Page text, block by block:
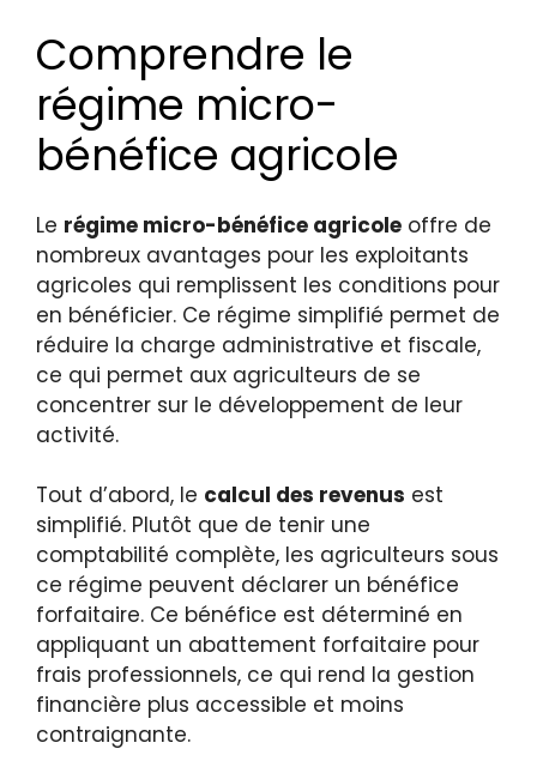
Comprendre le
régime micro-
bénéfice agricole
Le régime micro-bénéfice agricole offre de
nombreux avantages pour les exploitants
agricoles qui remplissent les conditions pour
en bénéficier. Ce régime simplifié permet de
réduire la charge administrative et fiscale,
ce qui permet aux agriculteurs de se
concentrer sur le développement de leur
activité.
Tout d’abord, le calcul des revenus est
simplifié. Plutôt que de tenir une
comptabilité complète, les agriculteurs sous
ce régime peuvent déclarer un bénéfice
forfaitaire. Ce bénéfice est déterminé en
appliquant un abattement forfaitaire pour
frais professionnels, ce qui rend la gestion
financière plus accessible et moins
contraignante.